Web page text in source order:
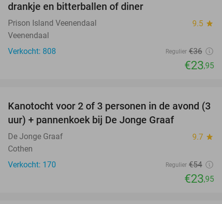
drankje en bitterballen of diner
Prison Island Veenendaal 9.5 star
Veenendaal
Verkocht: 808
Regulier €36
€23,95
56%
Kanotocht voor 2 of 3 personen in de avond (3
uur) + pannenkoek bij De Jonge Graaf
De Jonge Graaf 9.7 star
Cothen
Verkocht: 170
Regulier €54
€23,95